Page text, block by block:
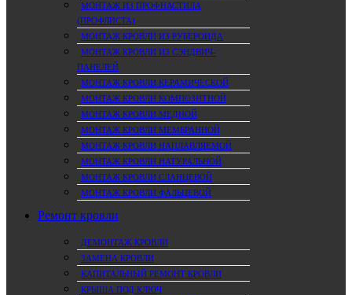
МОНТАЖ ИЗ ПРОФНАСТИЛА
(ПРОФЛИСТА)
МОНТАЖ КРОВЛИ ИЗ РУБЕРОИДА
МОНТАЖ КРОВЛИ ИЗ СЭНДВИЧ-
ПАНЕЛЕЙ
МОНТАЖ КРОВЛИ КЕРАМИЧЕСКОЙ
МОНТАЖ КРОВЛИ КОМПОЗИТНОЙ
МОНТАЖ КРОВЛИ МЕДНОЙ
МОНТАЖ КРОВЛИ МЕМБРАННОЙ
МОНТАЖ КРОВЛИ НАПЛАВЛЯЕМОЙ
МОНТАЖ КРОВЛИ НАТУРАЛЬНОЙ
МОНТАЖ КРОВЛИ СЛАНЦЕВОЙ
МОНТАЖ КРОВЛИ ФАЛЬЦЕВОЙ
Ремонт кровли
ДЕМОНТАЖ КРОВЛИ
ЗАМЕНА КРОВЛИ
КАПИТАЛЬНЫЙ РЕМОНТ КРОВЛИ
КРЫША ПОД КЛЮЧ